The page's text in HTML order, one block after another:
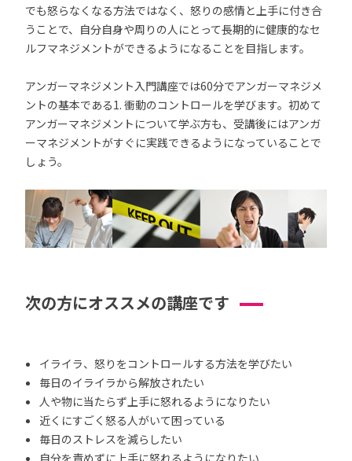
でも怒らなくなる方法ではなく、怒りの感情と上手に付き合
うことで、自分自身や周りの人にとって長期的に健康的なセ
ルフマネジメントができるようになることを目指します。
アンガーマネジメント入門講座では60分でアンガーマネジメ
ントの基本である1. 衝動のコントロールを学びます。初めて
アンガーマネジメントについて学ぶ方も、受講後にはアンガ
ーマネジメントがすぐに実践できるようになっていることで
しょう。
次の方にオススメの講座です
イライラ、怒りをコントロールする方法を学びたい
毎日のイライラから解放されたい
人や物に当たらず上手に怒れるようになりたい
近くにすごく怒る人がいて困っている
毎日のストレスを減らしたい
自分を責めずに上手に怒れるようになりたい